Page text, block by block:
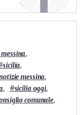
,
sicilia,
messina,
, #sicilia oggi,
comunale,